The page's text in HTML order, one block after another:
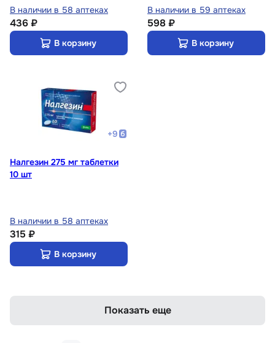
В наличии в 58 аптеках
436 ₽
В корзину
В наличии в 59 аптеках
598 ₽
В корзину
+9
Налгезин 275 мг таблетки
10 шт
В наличии в 58 аптеках
315 ₽
В корзину
Показать еще